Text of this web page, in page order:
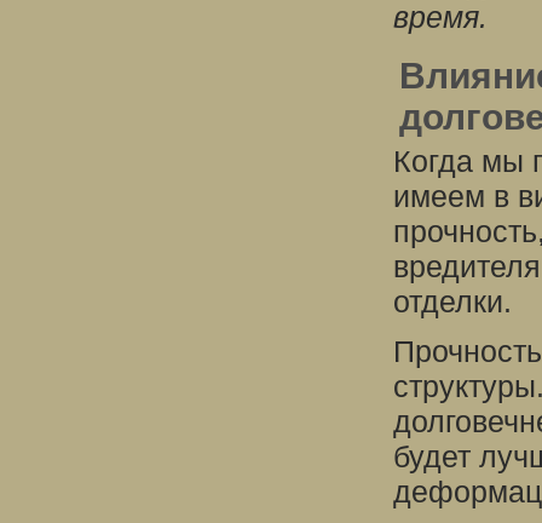
время.
Когда мы
имеем в
отделки.
будет